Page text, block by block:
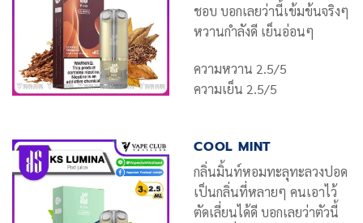
ชอบ บอกเลยว่านี้เข้มข้นจริงๆ
หวานกำลังดี เย็นอ่อนๆ
ความหวาน 2.5/5
ความเย็น 2.5/5
COOL MINT
กลิ่นมิ้นท์หอมทะลุทะลวงปอด
เป็นกลิ่นที่หลายๆ คนเอาไว้
ตัดเลี่ยนได้ดี บอกเลยว่าตัวนี้